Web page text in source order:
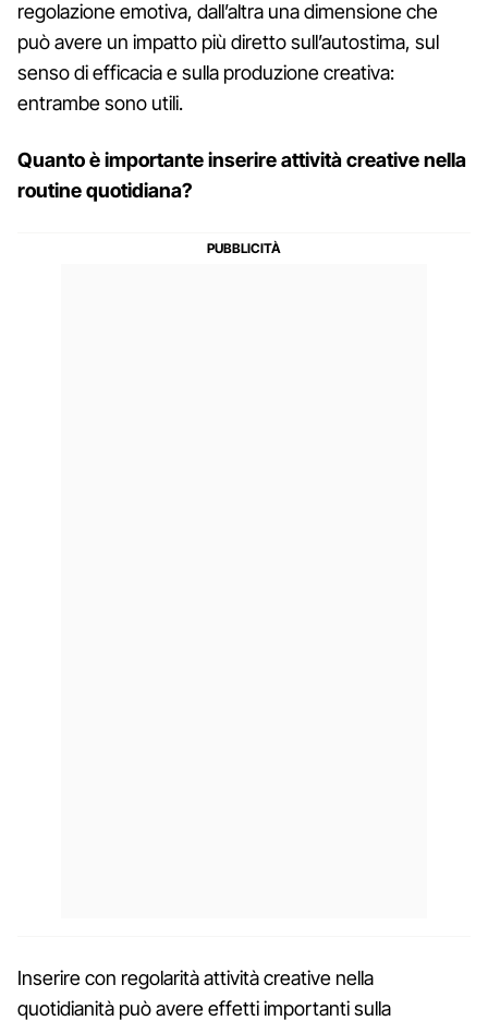
regolazione emotiva, dall’altra una dimensione che
può avere un impatto più diretto sull’autostima, sul
senso di efficacia e sulla produzione creativa:
entrambe sono utili.
Quanto è importante inserire attività creative nella
routine quotidiana?
Inserire con regolarità attività creative nella
quotidianità può avere effetti importanti sulla